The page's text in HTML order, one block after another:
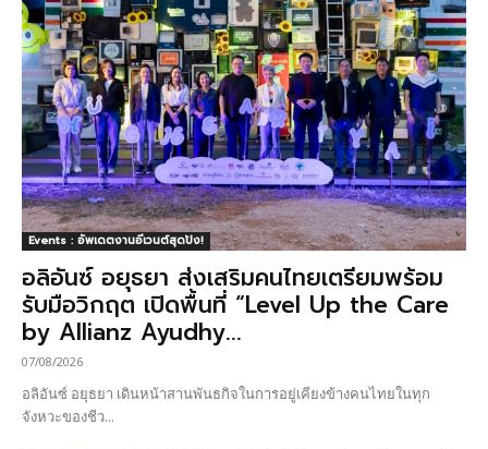
Events : อัพเดตงานอีเวนต์สุดปัง!
อลิอันซ์ อยุธยา ส่งเสริมคนไทยเตรียมพร้อม
รับมือวิกฤต เปิดพื้นที่ “Level Up the Care
by Allianz Ayudhy...
07/08/2026
อลิอันซ์ อยุธยา เดินหน้าสานพันธกิจในการอยู่เคียงข้างคนไทยในทุก
จังหวะของชีว...